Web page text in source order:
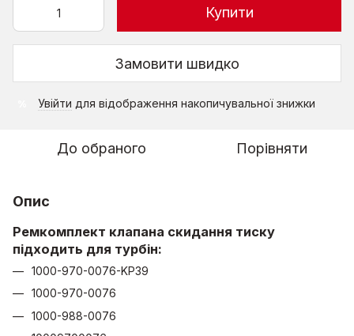
Купити
Замовити швидко
Увійти для відображення накопичувальної знижки
До обраного Порівняти
Опис
Ремкомплект клапана скидання тиску
підходить для турбін:
1000-970-0076-KP39
1000-970-0076
1000-988-0076